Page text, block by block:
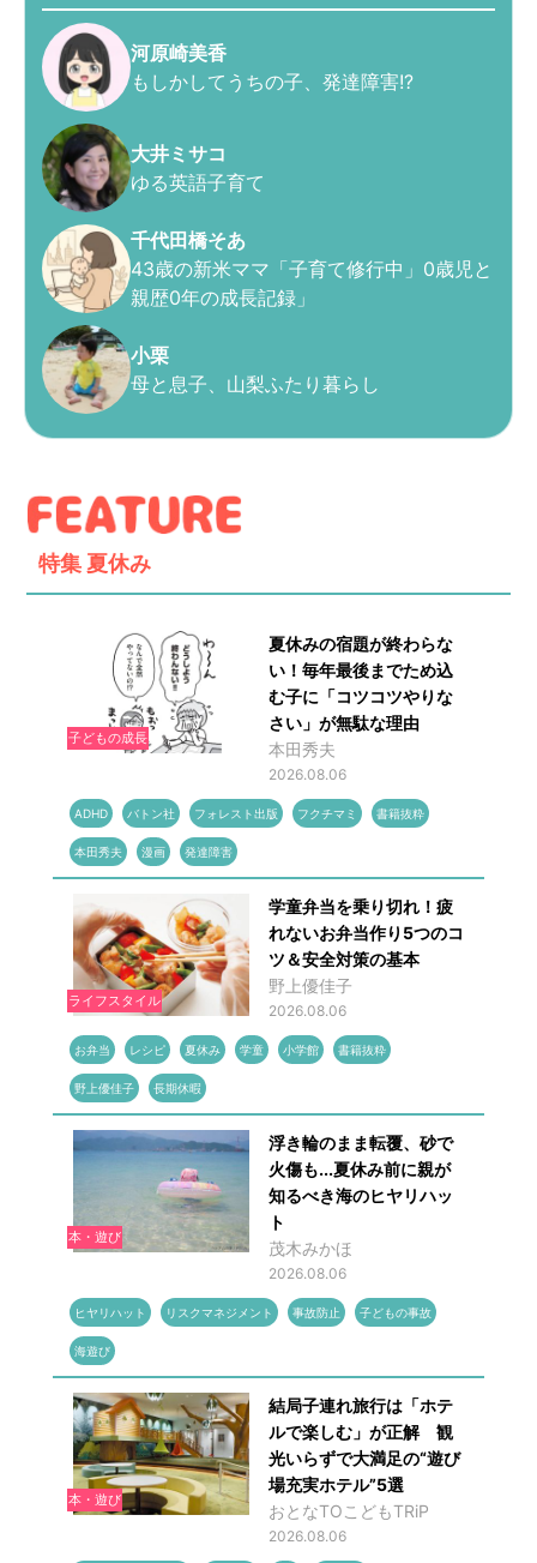
河原崎美香
もしかしてうちの子、発達障害!?
大井ミサコ
ゆる英語子育て
千代田橋そあ
43歳の新米ママ「子育て修行中」0歳児と
親歴0年の成長記録」
小栗
母と息子、山梨ふたり暮らし
特集 夏休み
子どもの成長
夏休みの宿題が終わらな
い！毎年最後までため込
む子に「コツコツやりな
さい」が無駄な理由
本田秀夫
2026.08.06
ADHD バトン社 フォレスト出版 フクチマミ 書籍抜粋
本田秀夫 漫画 発達障害
ライフスタイル
学童弁当を乗り切れ！疲
れないお弁当作り5つのコ
ツ＆安全対策の基本
野上優佳子
2026.08.06
お弁当 レシピ 夏休み 学童 小学館 書籍抜粋
野上優佳子 長期休暇
本・遊び
浮き輪のまま転覆、砂で
火傷も...夏休み前に親が
知るべき海のヒヤリハッ
ト
茂木みかほ
2026.08.06
ヒヤリハット リスクマネジメント 事故防止 子どもの事故
海遊び
本・遊び
結局子連れ旅行は「ホテ
ルで楽しむ」が正解 観
光いらずで大満足の“遊び
場充実ホテル”5選
おとなTOこどもTRiP
2026.08.06